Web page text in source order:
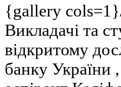
{gallery
Викладачі та
відкритому
банку України